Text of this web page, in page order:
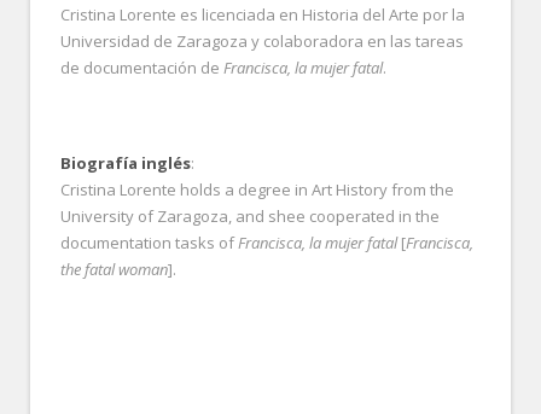
Cristina Lorente es licenciada en Historia del Arte por la
Universidad de Zaragoza y colaboradora en las tareas
de documentación de Francisca, la mujer fatal.
Biografía inglés:
Cristina Lorente holds a degree in Art History from the
University of Zaragoza, and shee cooperated in the
documentation tasks ofFrancisca, la mujer fatal[Francisca,
the fatal woman].